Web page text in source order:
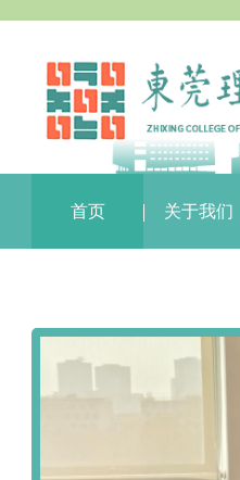
首页 关于我们